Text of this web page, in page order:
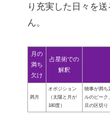
り充実した日々を
ん。
月の
満ち
欠け
占星術での
解釈
満月
オポジション
（太陽と月が
180度）
物事が満ち
ルのピーク
旦の区切り